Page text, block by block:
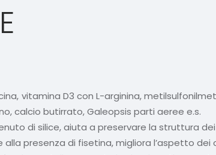
vitamina D3 con L-arginina,
calcio butirrato, Galeopsis parti aeree e.s.
di silice, aiuta a preservare la struttura
presenza di fisetina, migliora l’aspetto dei